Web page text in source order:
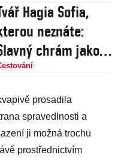
Hagia Sofia,
neznáte:
chrám jako
domov
prosadila
spravedlnosti a
ji možná trochu
prostřednictvím